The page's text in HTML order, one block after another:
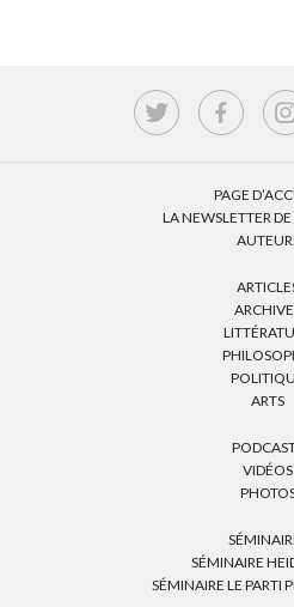
PAGE
LA NEWSLETTER
ARTS
VIDÉOS
SÉMINAIRE
SÉMINAIRE LE PARTI